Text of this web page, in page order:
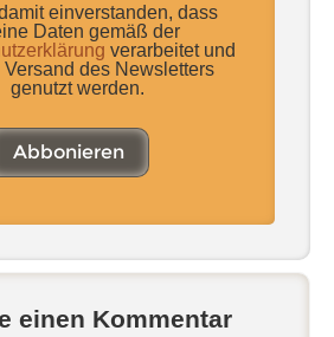
einverstanden, dass
Daten gemäß der
verarbeitet und
Versand des Newsletters
genutzt werden.
Abbonieren
einen Kommentar